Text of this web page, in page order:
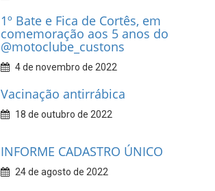
1º Bate e Fica de Cortês, em
comemoração aos 5 anos do
@motoclube_custons
4 de novembro de 2022
Vacinação antirrábica
18 de outubro de 2022
INFORME CADASTRO ÚNICO
24 de agosto de 2022